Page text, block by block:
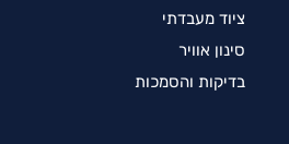
ציוד מעבדתי
סינון אוויר
בדיקות והסמכות